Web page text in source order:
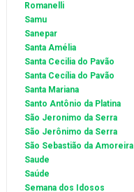
Romanelli
Samu
Sanepar
Santa Amélia
Santa Cecilia do Pavão
Santa Cecília do Pavão
Santa Mariana
Santo Antônio da Platina
São Jeronimo da Serra
São Jerônimo da Serra
São Sebastião da Amoreira
Saude
Saúde
Semana dos Idosos